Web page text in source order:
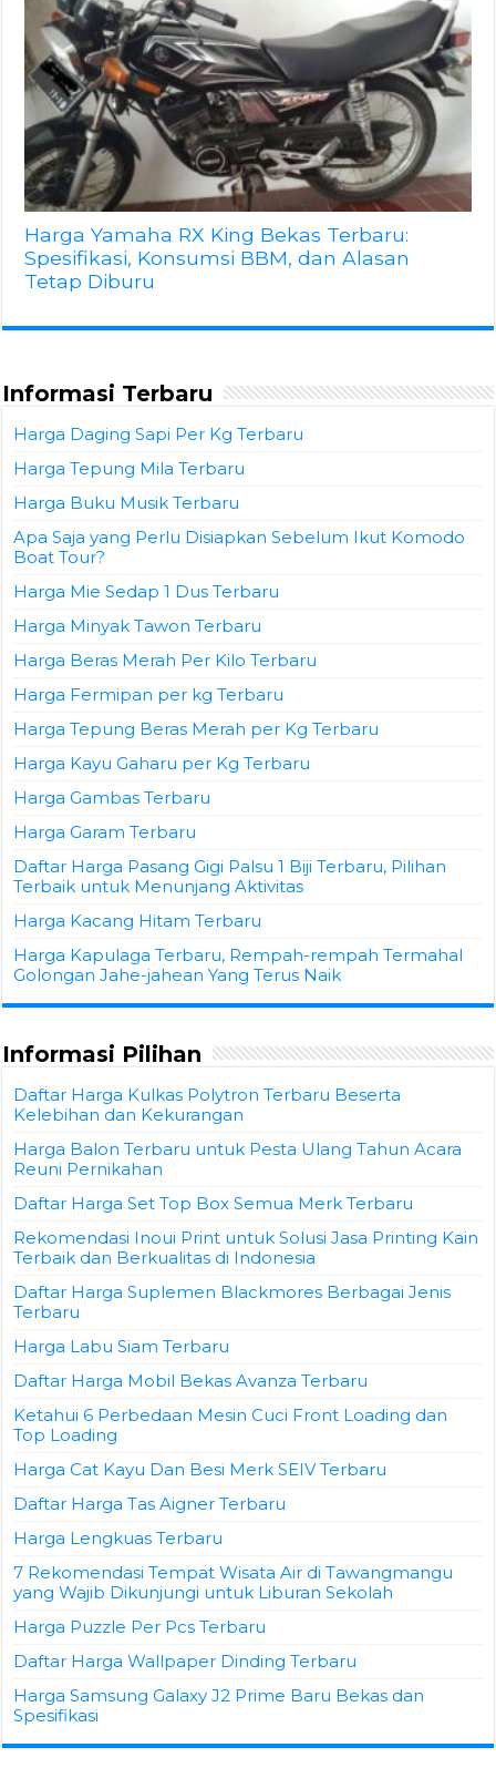
Harga Yamaha RX King Bekas Terbaru:
Spesifikasi, Konsumsi BBM, dan Alasan
Tetap Diburu
Informasi Terbaru
Harga Daging Sapi Per Kg Terbaru
Harga Tepung Mila Terbaru
Harga Buku Musik Terbaru
Apa Saja yang Perlu Disiapkan Sebelum Ikut Komodo
Boat Tour?
Harga Mie Sedap 1 Dus Terbaru
Harga Minyak Tawon Terbaru
Harga Beras Merah Per Kilo Terbaru
Harga Fermipan per kg Terbaru
Harga Tepung Beras Merah per Kg Terbaru
Harga Kayu Gaharu per Kg Terbaru
Harga Gambas Terbaru
Harga Garam Terbaru
Daftar Harga Pasang Gigi Palsu 1 Biji Terbaru, Pilihan
Terbaik untuk Menunjang Aktivitas
Harga Kacang Hitam Terbaru
Harga Kapulaga Terbaru, Rempah-rempah Termahal
Golongan Jahe-jahean Yang Terus Naik
Informasi Pilihan
Daftar Harga Kulkas Polytron Terbaru Beserta
Kelebihan dan Kekurangan
Harga Balon Terbaru untuk Pesta Ulang Tahun Acara
Reuni Pernikahan
Daftar Harga Set Top Box Semua Merk Terbaru
Rekomendasi Inoui Print untuk Solusi Jasa Printing Kain
Terbaik dan Berkualitas di Indonesia
Daftar Harga Suplemen Blackmores Berbagai Jenis
Terbaru
Harga Labu Siam Terbaru
Daftar Harga Mobil Bekas Avanza Terbaru
Ketahui 6 Perbedaan Mesin Cuci Front Loading dan
Top Loading
Harga Cat Kayu Dan Besi Merk SEIV Terbaru
Daftar Harga Tas Aigner Terbaru
Harga Lengkuas Terbaru
7 Rekomendasi Tempat Wisata Air di Tawangmangu
yang Wajib Dikunjungi untuk Liburan Sekolah
Harga Puzzle Per Pcs Terbaru
Daftar Harga Wallpaper Dinding Terbaru
Harga Samsung Galaxy J2 Prime Baru Bekas dan
Spesifikasi